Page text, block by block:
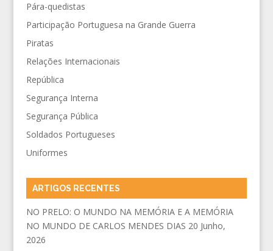
Pára-quedistas
Participação Portuguesa na Grande Guerra
Piratas
Relações Internacionais
República
Segurança Interna
Segurança Pública
Soldados Portugueses
Uniformes
ARTIGOS RECENTES
NO PRELO: O MUNDO NA MEMÓRIA E A MEMÓRIA
NO MUNDO DE CARLOS MENDES DIAS 20 Junho,
2026